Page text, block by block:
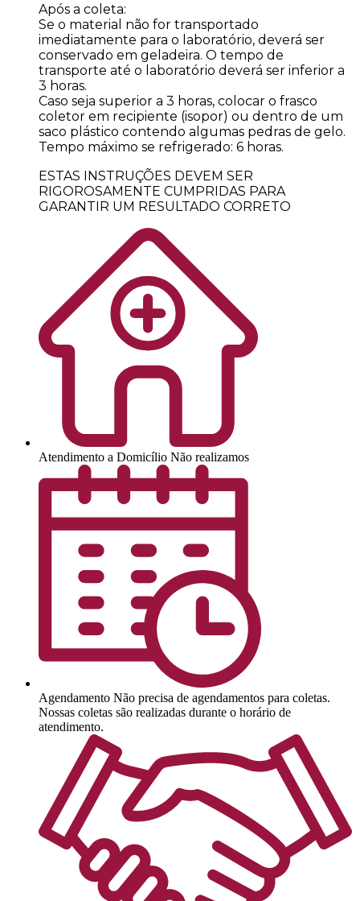
Após a coleta:
Se o material não for transportado
imediatamente para o laboratório, deverá ser
conservado em geladeira. O tempo de
transporte até o laboratório deverá ser inferior a
3 horas.
Caso seja superior a 3 horas, colocar o frasco
coletor em recipiente (isopor) ou dentro de um
saco plástico contendo algumas pedras de gelo.
Tempo máximo se refrigerado: 6 horas.
ESTAS INSTRUÇÕES DEVEM SER
RIGOROSAMENTE CUMPRIDAS PARA
GARANTIR UM RESULTADO CORRETO
Atendimento a Domicílio Não realizamos
Agendamento Não precisa de agendamentos para coletas.
Nossas coletas são realizadas durante o horário de
atendimento.